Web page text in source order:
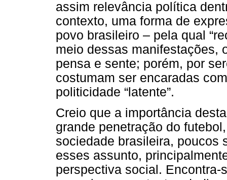
assim relevância política
contexto, uma forma de
povo brasileiro – pela qual
meio dessas manifestações,
pensa e sente; porém, por
costumam ser encaradas
politicidade “latente”.
Creio que a importância
grande penetração do
sociedade brasileira, poucos
esses assunto,
perspectiva social.